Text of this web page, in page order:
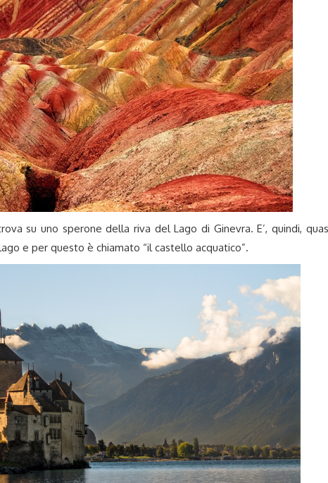
su uno sperone della riva del Lago di Ginevra. E’, quindi,
e per questo è chiamato “il castello acquatico”.